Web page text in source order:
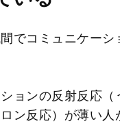
でコミュニケーシ
ョンの反射反応
ン反応）が薄い人